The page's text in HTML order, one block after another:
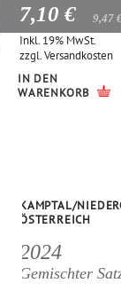
7,10 € 9,47
Inkl. 19% MwSt.
zzgl.Versandkosten
IN DEN
WARENKORB
KAMPTAL/
ÖSTERREICH
2024
Gemischter